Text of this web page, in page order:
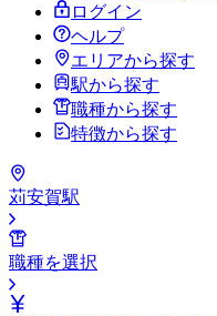
ログイン
ヘルプ
エリアから探す
駅から探す
職種から探す
特徴から探す
苅安賀駅
職種を選択